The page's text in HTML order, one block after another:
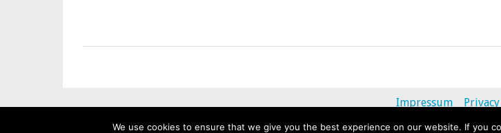
Impressum
© 2013 - 2020 uvihoruvremena.com.
We use cookies to ensure that we give you the best experience on our website. If you